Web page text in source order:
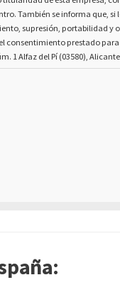
También se informa que, si
supresión, portabilidad y
consentimiento prestado
1 Alfaz del Pí (03580),